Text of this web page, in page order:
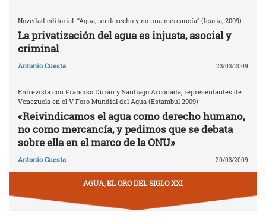
Novedad editorial. “Agua, un derecho y no una mercancía” (Icaria, 2009)
La privatización del agua es injusta, asocial y
criminal
Antonio Cuesta 23/03/2009
Entrevista con Franciso Durán y Santiago Arconada, representantes de
Venezuela en el V Foro Mundial del Agua (Estambul 2009)
«Reivindicamos el agua como derecho humano,
no como mercancía, y pedimos que se debata
sobre ella en el marco de la ONU»
Antonio Cuesta 20/03/2009
AGUA, EL ORO DEL SIGLO XXI